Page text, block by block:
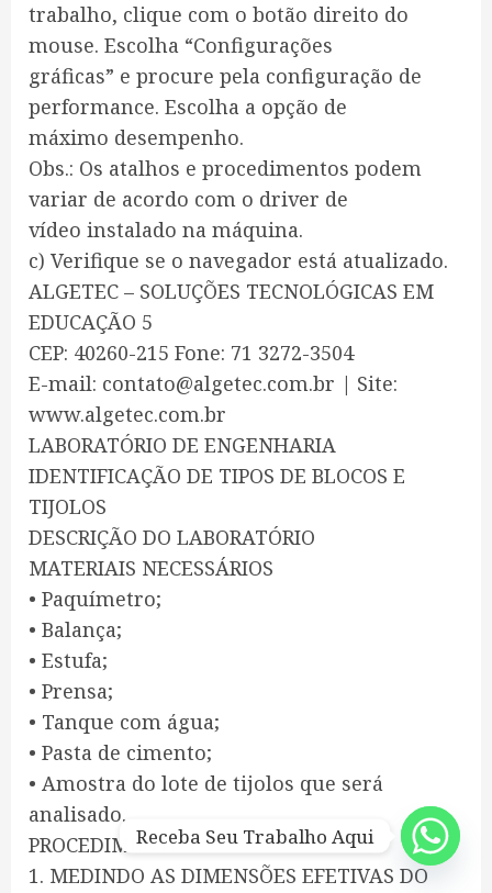
trabalho, clique com o botão direito do
mouse. Escolha “Configurações
gráficas” e procure pela configuração de
performance. Escolha a opção de
máximo desempenho.
Obs.: Os atalhos e procedimentos podem
variar de acordo com o driver de
vídeo instalado na máquina.
c) Verifique se o navegador está atualizado.
ALGETEC – SOLUÇÕES TECNOLÓGICAS EM
EDUCAÇÃO 5
CEP: 40260-215 Fone: 71 3272-3504
E-mail: contato@algetec.com.br | Site:
www.algetec.com.br
LABORATÓRIO DE ENGENHARIA
IDENTIFICAÇÃO DE TIPOS DE BLOCOS E
TIJOLOS
DESCRIÇÃO DO LABORATÓRIO
MATERIAIS NECESSÁRIOS
• Paquímetro;
• Balança;
• Estufa;
• Prensa;
• Tanque com água;
• Pasta de cimento;
• Amostra do lote de tijolos que será
analisado.
PROCEDIMENTOS
1. MEDINDO AS DIMENSÕES EFETIVAS DO
Receba Seu Trabalho Aqui